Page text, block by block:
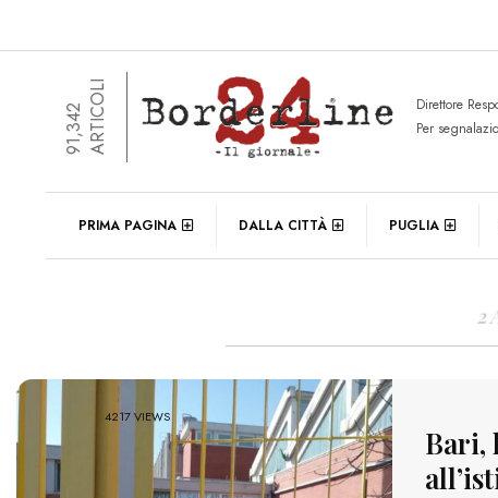
91,342ARTICOLI Direttore
Per
PRIMA PAGINA DALLA CITTÀ PUGLIA
2
4217 VIEWS
Bari,